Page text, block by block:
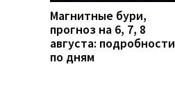
Магнитные бури,
прогноз на 6, 7, 8
августа: подробности
по дням